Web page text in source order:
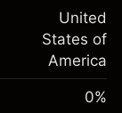
(-$4.31)
-0.000654
%
(-$0.13)
United
States of
America
0%